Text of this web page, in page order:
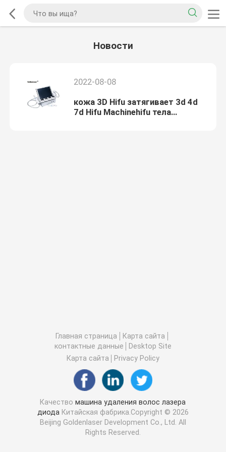
Новости
2022-08-08
кожа 3D Hifu затягивает 3d 4d
7d Hifu Machinehifu тела
Главная страница
Карта сайта
контактные данные
Desktop Site
Карта сайта
Privacy Policy
Качествомашина удаления волос лазера
диода Китайская фабрика.Copyright © 2026
Beijing Goldenlaser Development Co., Ltd. All
Rights Reserved.